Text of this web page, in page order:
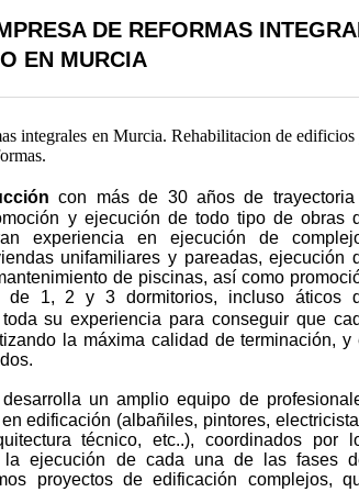
DE REFORMAS
EN MURCIA
integrales en Murcia. Rehabilitacion de edificios
con más de 30 años de
y ejecución de todo tipo de obras
experiencia en ejecución de
unifamiliares y pareadas, ejecución
de piscinas, así como
de 1, 2 y 3 dormitorios, incluso áticos
su experiencia para conseguir que
la máxima calidad de terminación, y
un amplio equipo de
edificación (albañiles, pintores,
técnico, etc..), coordinados por
la ejecución de cada una de las fases
proyectos de edificación complejos,